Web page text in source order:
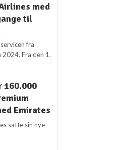
med
til
fra
Fra den 1.
160.000
Emirates
satte sin nye